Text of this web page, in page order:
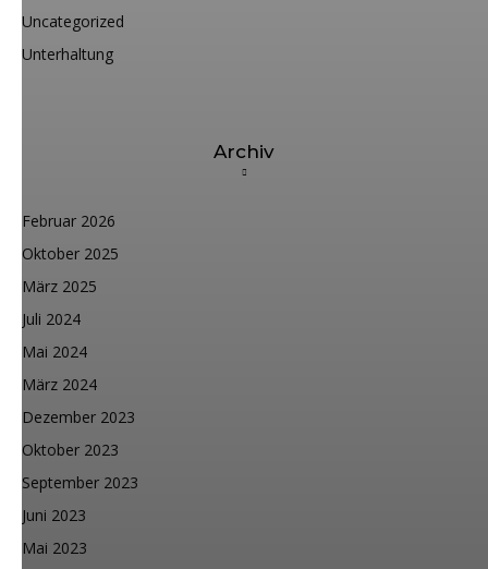
Uncategorized
Unterhaltung
Archiv
Februar 2026
Oktober 2025
März 2025
Juli 2024
Mai 2024
März 2024
Dezember 2023
Oktober 2023
September 2023
Juni 2023
Mai 2023